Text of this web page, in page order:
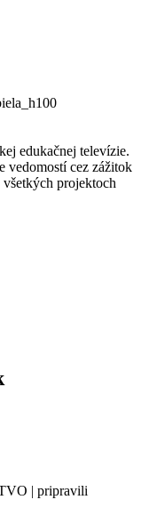
edukačnej televízie.
vedomostí cez zážitok
projektoch
| pripravili